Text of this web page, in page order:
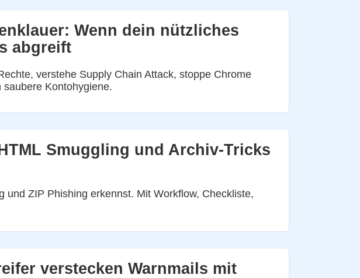
Wenn dein nützliches
abgreift
verstehe Supply Chain Attack, stoppe Chrome
Kontohygiene.
Smuggling und Archiv-Tricks
und ZIP Phishing erkennst. Mit Workflow, Checkliste,
verstecken Warnmails mit